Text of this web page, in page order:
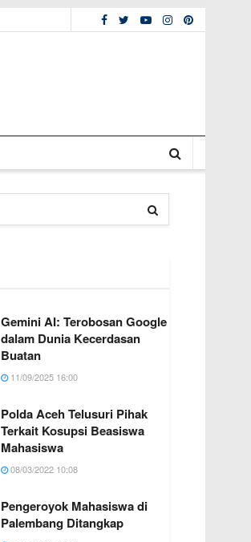
Gemini AI: Terobosan Google
dalam Dunia Kecerdasan
Buatan
11/09/2025 16:00
Polda Aceh Telusuri Pihak
Terkait Kosupsi Beasiswa
Mahasiswa
08/03/2022 10:08
Pengeroyok Mahasiswa di
Palembang Ditangkap